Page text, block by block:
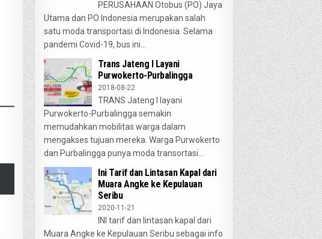
PERUSAHAAN Otobus (PO) Jaya
Utama dan PO Indonesia merupakan salah
satu moda transportasi di Indonesia. Selama
pandemi Covid-19, bus ini...
Trans Jateng I Layani
Purwokerto-Purbalingga
2018-08-22
TRANS Jateng I layani
Purwokerto-Purbalingga semakin
memudahkan mobilitas warga dalam
mengakses tujuan mereka. Warga Purwokerto
dan Purbalingga punya moda transortasi...
Ini Tarif dan Lintasan Kapal dari
Muara Angke ke Kepulauan
Seribu
2020-11-21
INI tarif dan lintasan kapal dari
Muara Angke ke Kepulauan Seribu sebagai info